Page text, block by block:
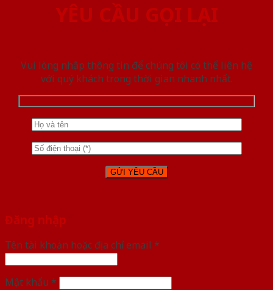
YÊU CẦU GỌI LẠI
Vui lòng nhập thông tin để chúng tôi có thể liên hệ
với quý khách trong thời gian nhanh nhất.
Đăng nhập
Tên tài khoản hoặc địa chỉ email *
Mật khẩu *